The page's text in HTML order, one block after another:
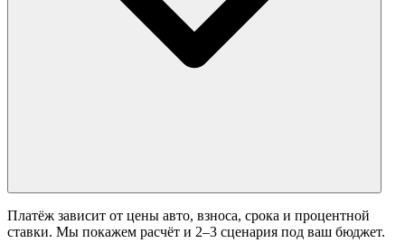
Платёж зависит от цены авто, взноса, срока и процентной
ставки. Мы покажем расчёт и 2–3 сценария под ваш бюджет.